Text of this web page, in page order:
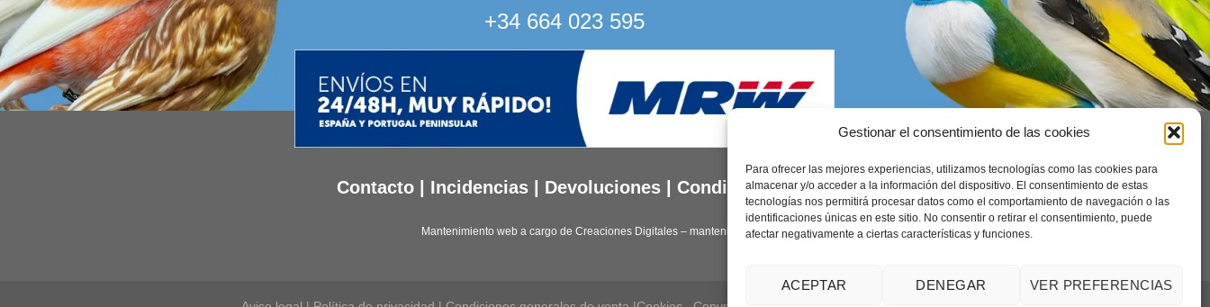
Gestionar el consentimiento de las cookies
Para ofrecer las mejores experiencias, utilizamos tecnologías como las cookies para
almacenar y/o acceder a la información del dispositivo. El consentimiento de estas
tecnologías nos permitirá procesar datos como el comportamiento de navegación o las
identificaciones únicas en este sitio. No consentir o retirar el consentimiento, puede
afectar negativamente a ciertas características y funciones.
ACEPTAR DENEGAR VER PREFERENCIAS
+34 664 023 595
Contacto Incidencias Devoluciones Condiciones generales
Mantenimiento web a cargo de Creaciones Digitales – mantenimiento web.